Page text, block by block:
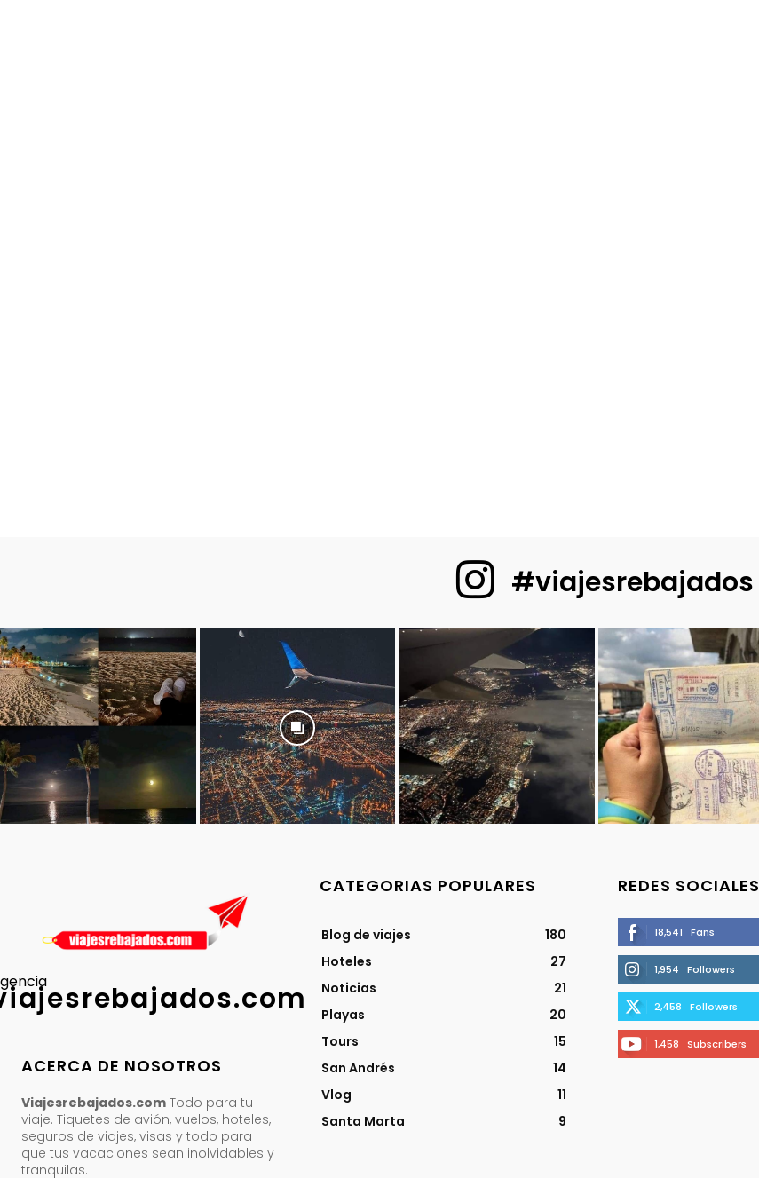
#viajesrebajados
ACERCA DE NOSOTROS
Viajesrebajados.com Todo para tu
viaje. Tiquetes de avión, vuelos, hoteles,
seguros de viajes, visas y todo para
que tus vacaciones sean inolvidables y
tranquilas.
CATEGORIAS POPULARES
Blog de viajes
180
Hoteles
27
Noticias
21
Playas
20
Tours
15
San Andrés
14
Vlog
11
Santa Marta
9
REDES SOCIALES
18,541 Fans
1,954 Followers
2,458 Followers
1,458 Subscribers